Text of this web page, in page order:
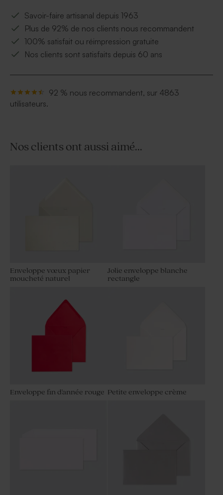
Savoir-faire artisanal depuis 1963
Plus de 92% de nos clients nous recommandent
100% satisfait ou réimpression gratuite
Nos clients sont satisfaits depuis 60 ans
92 % nous recommandent, sur 4863
utilisateurs.
Nos clients ont aussi aimé...
Enveloppe vœux papier
moucheté naturel
Jolie enveloppe blanche
rectangle
Enveloppe fin d'année rouge Petite enveloppe crème